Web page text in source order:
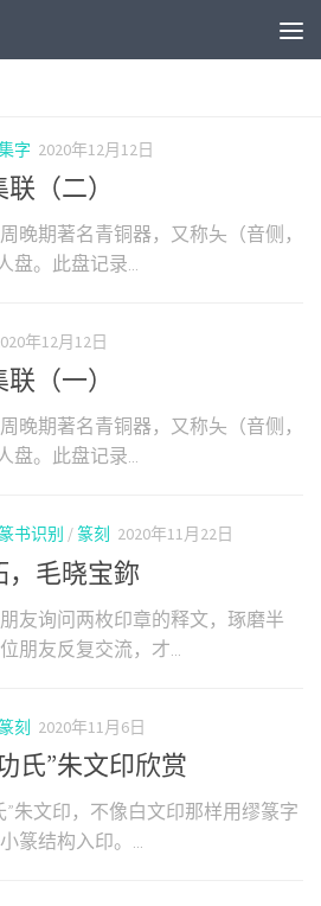
字 2020年12月12日
（二）
晚期著名青铜器，又称夨（音侧，
盘。此盘记录...
年12月12日
（一）
晚期著名青铜器，又称夨（音侧，
盘。此盘记录...
篆书识别 / 篆刻 2020年11月22日
，毛晓宝鉨
友询问两枚印章的释文，琢磨半
朋友反复交流，才...
篆刻 2020年11月6日
氏”朱文印欣赏
”朱文印，不像白文印那样用缪篆字
篆结构入印。...